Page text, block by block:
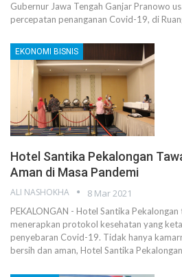
Gubernur Jawa Tengah Ganjar Pranowo
percepatan penanganan Covid-19, di
EKONOMI BISNIS
Hotel Santika Pekalongan
Aman di Masa Pandemi
ALI NASHOKHA 8 Mar 2021
PEKALONGAN - Hotel Santika
menerapkan protokol kesehatan yang
penyebaran Covid-19. Tidak hanya
bersih dan aman, Hotel Santika